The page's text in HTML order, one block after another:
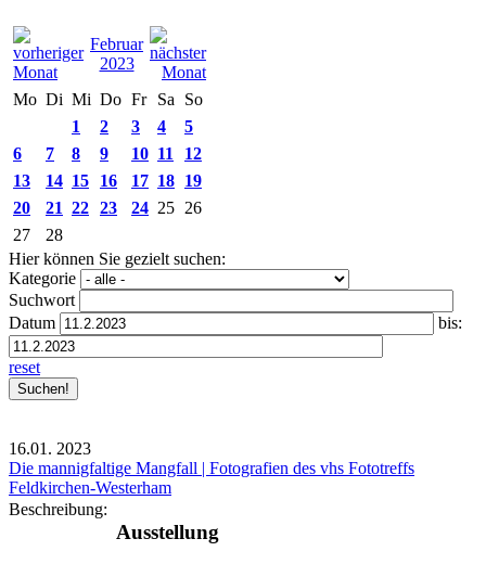
Februar
2023
Mo Di Mi Do Fr Sa
So
1
2 3 4
5
6
7 8 9 10 11
12
13
14 15 16 17 18 19
20
21 22 23 24 25 26
27
28
Hier können Sie gezielt suchen:
Kategorie
Suchwort
Datum
bis:
reset
16.01. 2023
Die mannigfaltige Mangfall | Fotografien des vhs Fototreffs
Feldkirchen-Westerham
Beschreibung:
Ausstellung